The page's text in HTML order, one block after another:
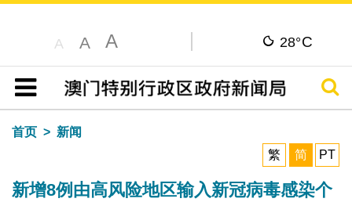
A A A 28°C
目录
搜寻
首页
新闻
繁
简 PT
新增8例由高风险地区输入新冠病毒感染个